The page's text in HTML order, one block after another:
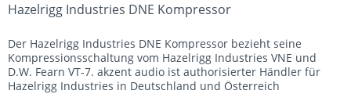
Hazelrigg Industries DNE Kompressor
Der Hazelrigg Industries DNE Kompressor bezieht seine
Kompressionsschaltung vom Hazelrigg Industries VNE und
D.W. Fearn VT-7. akzent audio ist authorisierter Händler für
Hazelrigg Industries in Deutschland und Österreich